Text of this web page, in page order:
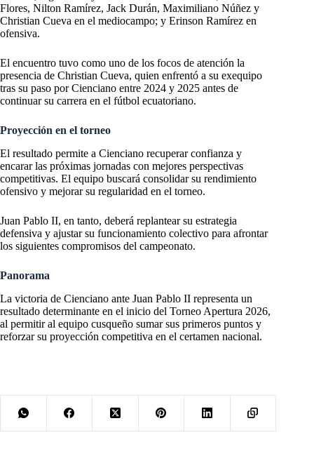
Flores, Nilton Ramírez, Jack Durán, Maximiliano Núñez y
Christian Cueva en el mediocampo; y Erinson Ramírez en
ofensiva.
El encuentro tuvo como uno de los focos de atención la
presencia de Christian Cueva, quien enfrentó a su exequipo
tras su paso por Cienciano entre 2024 y 2025 antes de
continuar su carrera en el fútbol ecuatoriano.
Proyección en el torneo
El resultado permite a Cienciano recuperar confianza y
encarar las próximas jornadas con mejores perspectivas
competitivas. El equipo buscará consolidar su rendimiento
ofensivo y mejorar su regularidad en el torneo.
Juan Pablo II, en tanto, deberá replantear su estrategia
defensiva y ajustar su funcionamiento colectivo para afrontar
los siguientes compromisos del campeonato.
Panorama
La victoria de Cienciano ante Juan Pablo II representa un
resultado determinante en el inicio del Torneo Apertura 2026,
al permitir al equipo cusqueño sumar sus primeros puntos y
reforzar su proyección competitiva en el certamen nacional.